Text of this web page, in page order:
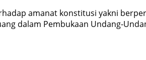
amanat konstitusi yakni
dalam Pembukaan Undang-